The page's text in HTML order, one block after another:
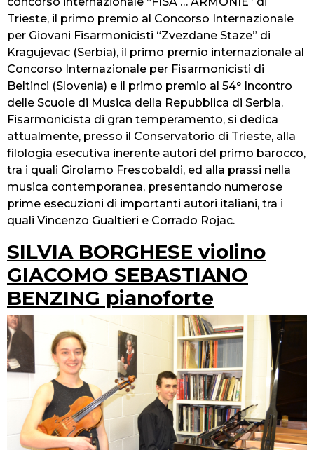
Trieste, il primo premio al Concorso Internazionale
per Giovani Fisarmonicisti “Zvezdane Staze” di
Kragujevac (Serbia), il primo premio internazionale al
Concorso Internazionale per Fisarmonicisti di
Beltinci (Slovenia) e il primo premio al 54° Incontro
delle Scuole di Musica della Repubblica di Serbia.
Fisarmonicista di gran temperamento, si dedica
attualmente, presso il Conservatorio di Trieste, alla
filologia esecutiva inerente autori del primo barocco,
tra i quali Girolamo Frescobaldi, ed alla prassi nella
musica contemporanea, presentando numerose
prime esecuzioni di importanti autori italiani, tra i
quali Vincenzo Gualtieri e Corrado Rojac.
SILVIA BORGHESE violino
GIACOMO SEBASTIANO
BENZING pianoforte